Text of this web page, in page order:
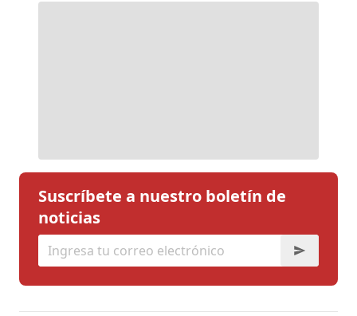
Suscríbete a nuestro boletín de
noticias